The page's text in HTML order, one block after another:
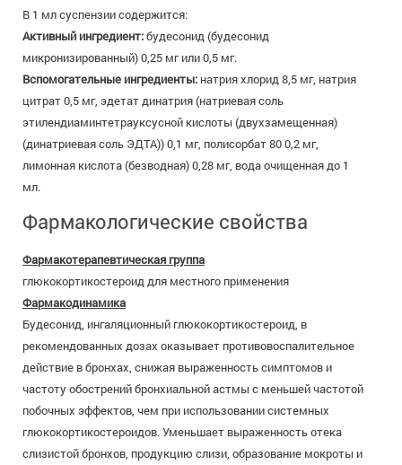
В 1 мл суспензии содержится:
Активный ингредиент:будесонид (будесонид
микронизированный) 0,25 мг или 0,5 мг.
Вспомогательные ингредиенты: натрия хлорид 8,5 мг, натрия
цитрат 0,5 мг, эдетат динатрия (натриевая соль
этилендиаминтетрауксусной кислоты (двухзамещенная)
(динатриевая соль ЭДТА)) 0,1 мг, полисорбат 80 0,2 мг,
лимонная кислота (безводная) 0,28 мг, вода очищенная до 1
мл.
Фармакологические свойства
Фармакотерапевтическая группа
глюкокортикостероид для местного применения
Фармакодинамика
Будесонид, ингаляционный глюкокортикостероид, в
рекомендованных дозах оказывает противовоспалительное
действие в бронхах, снижая выраженность симптомов и
частоту обострений бронхиальной астмы с меньшей частотой
побочных эффектов, чем при использовании системных
глюкокортикостероидов. Уменьшает выраженность отека
слизистой бронхов, продукцию слизи, образование мокроты и